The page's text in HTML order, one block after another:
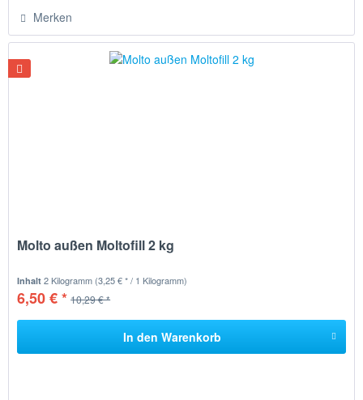
Merken
Molto außen Moltofill 2 kg
Inhalt2 Kilogramm (3,25 € * / 1 Kilogramm)
6,50 € * 10,29 € *
In den Warenkorb